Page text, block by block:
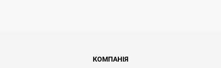
КОМПАНІЯ